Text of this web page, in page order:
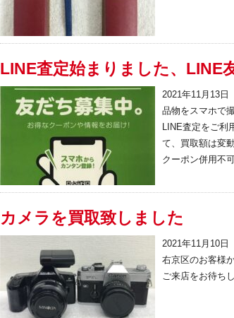
LINE査定始まりました、LINE
2021年11月13日
品物をスマホで
LINE査定をご利
て、買取額は変
クーポン併用不
カメラを買取致しました
2021年11月10日
右京区のお客様
ご来店をお待ち